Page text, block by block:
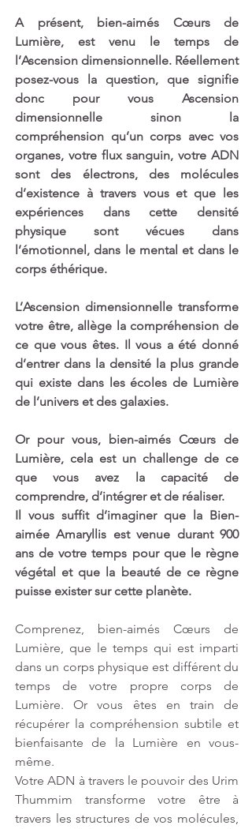
A présent, bien-aimés Cœurs de
Lumière, est venu le temps de
l’Ascension dimensionnelle. Réellement
posez-vous la question, que signifie
donc pour vous Ascension
dimensionnelle sinon la
compréhension qu’un corps avec vos
organes, votre flux sanguin, votre ADN
sont des électrons, des molécules
d’existence à travers vous et que les
expériences dans cette densité
physique sont vécues dans
l’émotionnel, dans le mental et dans le
corps éthérique.
L’Ascension dimensionnelle transforme
votre être, allège la compréhension de
ce que vous êtes. Il vous a été donné
d’entrer dans la densité la plus grande
qui existe dans les écoles de Lumière
de l’univers et des galaxies.
Or pour vous, bien-aimés Cœurs de
Lumière, cela est un challenge de ce
que vous avez la capacité de
comprendre, d’intégrer et de réaliser.
Il vous suffit d’imaginer que la Bien-
aimée Amaryllis est venue durant 900
ans de votre temps pour que le règne
végétal et que la beauté de ce règne
puisse exister sur cette planète.
Comprenez, bien-aimés Cœurs de
Lumière, que le temps qui est imparti
dans un corps physique est différent du
temps de votre propre corps de
Lumière. Or vous êtes en train de
récupérer la compréhension subtile et
bienfaisante de la Lumière en vous-
même.
Votre ADN à travers le pouvoir des Urim
Thummim transforme votre être à
travers les structures de vos molécules,